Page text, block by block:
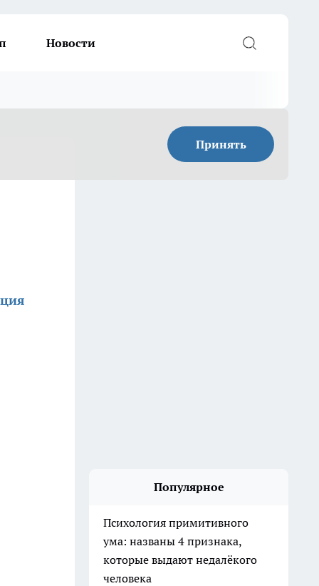
Новости
Принять
Популярное
Психология примитивного
ума: названы 4 признака,
которые выдают недалёкого
человека